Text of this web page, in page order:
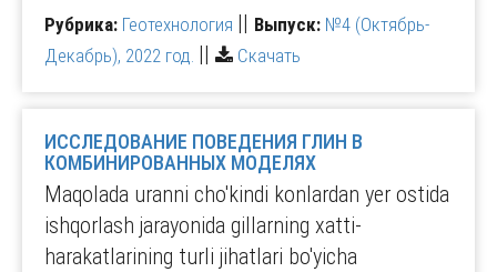
Рубрика: Геотехнология || Выпуск: №4 (Октябрь-
Декабрь), 2022 год. || Скачать
ИССЛЕДОВАНИЕ ПОВЕДЕНИЯ ГЛИН В
КОМБИНИРОВАННЫХ МОДЕЛЯХ
Maqolada uranni cho'kindi konlardan yer ostida
ishqorlash jarayonida gillarning xatti-
harakatlarining turli jihatlari bo'yicha